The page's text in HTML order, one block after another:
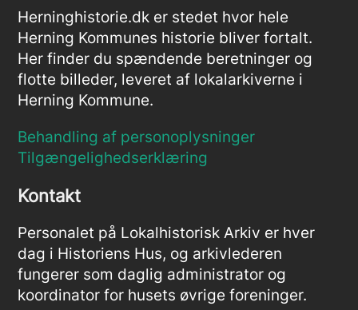
Herninghistorie.dk er stedet hvor hele
Herning Kommunes historie bliver fortalt.
Her finder du spændende beretninger og
flotte billeder, leveret af lokalarkiverne i
Herning Kommune.
Behandling af personoplysninger
Tilgængelighedserklæring
Kontakt
Personalet på Lokalhistorisk Arkiv er hver
dag i Historiens Hus, og arkivlederen
fungerer som daglig administrator og
koordinator for husets øvrige foreninger.